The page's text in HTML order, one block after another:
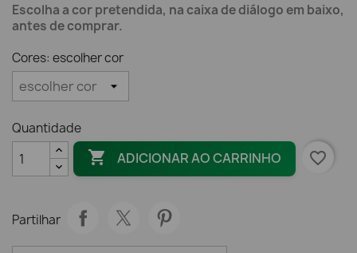
Escolha a cor pretendida, na caixa de diálogo em baixo,
antes de comprar.
Cores: escolher cor
Quantidade
 ADICIONAR AO CARRINHO favorite_border
Partilhar